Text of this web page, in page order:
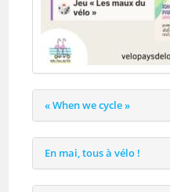
« When we cycle »
En mai, tous à vélo !